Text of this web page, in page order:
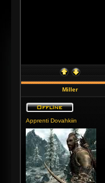
Miller
Apprenti Dovahkiin